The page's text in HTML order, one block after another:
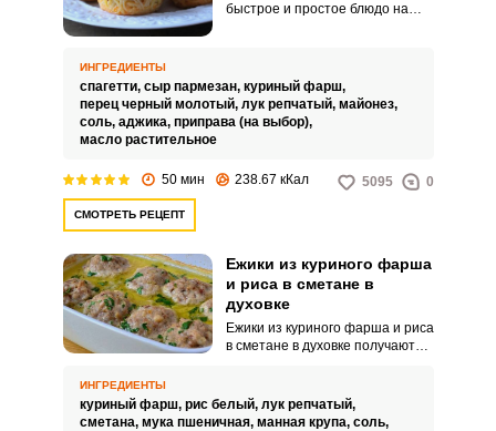
быстрое и простое блюдо на
сытными и сочными. Выглядят
необычно и аппетитно.
ИНГРЕДИЕНТЫ
спагетти, сыр пармезан, куриный фарш,
перец черный молотый, лук репчатый, майонез,
соль, аджика, приправа (на выбор),
масло растительное
50 мин 238.67 кКал 5095 0
СМОТРЕТЬ РЕЦЕПТ
Ежики из куриного фарша
и риса в сметане в
духовке
Ежики из куриного фарша и риса
в сметане в духовке получаются
что позволит сохранить его
полезные свойства.
ИНГРЕДИЕНТЫ
куриный фарш, рис белый, лук репчатый,
сметана, мука пшеничная, манная крупа, соль,